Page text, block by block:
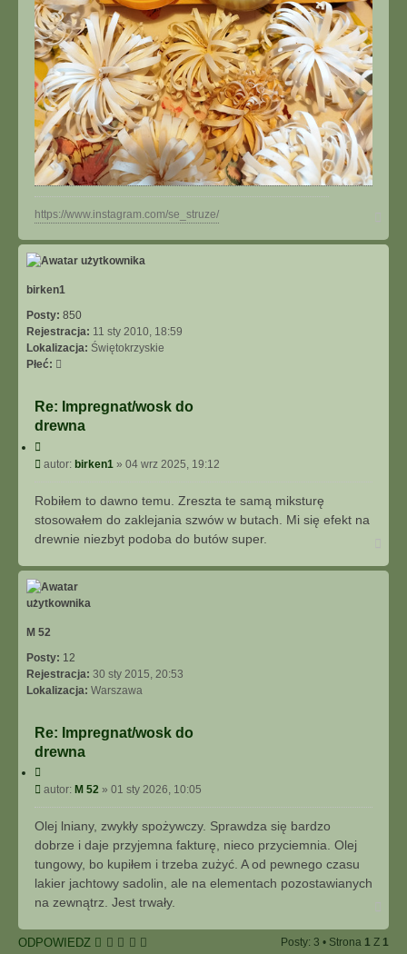
https://www.instagram.com/se_struze/
g
birken1
Posty: 850
Rejestracja: 11 sty 2010, 18:59
Lokalizacja: Świętokrzyskie
Płeć:
Re: Impregnat/wosk do
drewna
y
j
P
s
autor: birken1 » 04 wrz 2025, 19:12
Robiłem to dawno temu. Zreszta te samą miksturę
stosowałem do zaklejania szwów w butach. Mi się efekt na
drewnie niezbyt podoba do butów super.
g
M 52
Posty: 12
Rejestracja: 30 sty 2015, 20:53
Lokalizacja: Warszawa
Re: Impregnat/wosk do
drewna
y
j
P
o
s
t
autor: M 52 » 01 sty 2026, 10:05
Olej lniany, zwykły spożywczy. Sprawdza się bardzo
dobrze i daje przyjemna fakturę, nieco przyciemnia. Olej
tungowy, bo kupiłem i trzeba zużyć. A od pewnego czasu
lakier jachtowy sadolin, ale na elementach pozostawianych
na zewnątrz. Jest trwały.
g
ó
ODPOWIEDZ Posty: 3 • Strona 1 Z 1